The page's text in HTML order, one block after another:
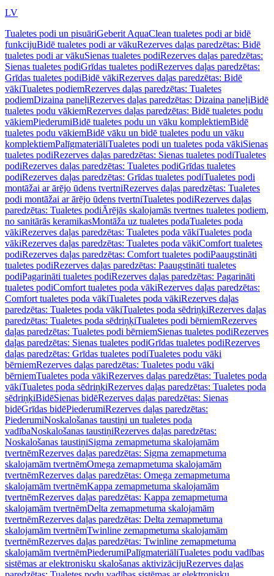
LV
Tualetes podi un pisuāriGeberit AquaClean tualetes podi ar bidē
funkcijuBidē tualetes podi ar vākuRezerves daļas paredzētas: Bidē
tualetes podi ar vākuSienas tualetes podiRezerves daļas paredzētas:
Sienas tualetes podiGrīdas tualetes podiRezerves daļas paredzētas:
Grīdas tualetes podiBidē vākiRezerves daļas paredzētas: Bidē
vākiTualetes podiemRezerves daļas paredzētas: Tualetes
podiemDizaina paneļiRezerves daļas paredzētas: Dizaina paneļiBidē
tualetes podu vākiemRezerves daļas paredzētas: Bidē tualetes podu
vākiemPiederumiBidē tualetes podu un vāku komplektiemBidē
tualetes podu vākiemBidē vāku un bidē tualetes podu un vāku
komplektiemPalīgmateriāliTualetes podi un tualetes poda vākiSienas
tualetes podiRezerves daļas paredzētas: Sienas tualetes podiTualetes
podiRezerves daļas paredzētas: Tualetes podiGrīdas tualetes
podiRezerves daļas paredzētas: Grīdas tualetes podiTualetes podi
montāžai ar ārējo ūdens tvertniRezerves daļas paredzētas: Tualetes
podi montāžai ar ārējo ūdens tvertniTualetes podiRezerves daļas
paredzētas: Tualetes podiĀrējās skalojamās tvertnes tualetes podiem,
no sanitārās keramikasMontāža uz tualetes podaTualetes poda
vākiRezerves daļas paredzētas: Tualetes poda vākiTualetes poda
vākiRezerves daļas paredzētas: Tualetes poda vākiComfort tualetes
podiRezerves daļas paredzētas: Comfort tualetes podiPaaugstināti
tualetes podiRezerves daļas paredzētas: Paaugstināti tualetes
podiPagarināti tualetes podiRezerves daļas paredzētas: Pagarināti
tualetes podiComfort tualetes poda vākiRezerves daļas paredzētas:
Comfort tualetes poda vākiTualetes poda vākiRezerves daļas
paredzētas: Tualetes poda vākiTualetes poda sēdriņķiRezerves daļas
paredzētas: Tualetes poda sēdriņķiTualetes podi bērniemRezerves
daļas paredzētas: Tualetes podi bērniemSienas tualetes podiRezerves
daļas paredzētas: Sienas tualetes podiGrīdas tualetes podiRezerves
daļas paredzētas: Grīdas tualetes podiTualetes podu vāki
bērniemRezerves daļas paredzētas: Tualetes podu vāki
bērniemTualetes poda vākiRezerves daļas paredzētas: Tualetes poda
vākiTualetes poda sēdriņķiRezerves daļas paredzētas: Tualetes poda
sēdriņķiBidēSienas bidēRezerves daļas paredzētas: Sienas
bidēGrīdas bidēPiederumiRezerves daļas paredzētas:
PiederumiNoskalošanas taustiņi un tualetes poda
vadībaNoskalošanas taustiņiRezerves daļas paredzētas:
Noskalošanas taustiņiSigma zemapmetuma skalojamām
tvertnēmRezerves daļas paredzētas: Sigma zemapmetuma
skalojamām tvertnēmOmega zemapmetuma skalojamām
tvertnēmRezerves daļas paredzētas: Omega zemapmetuma
skalojamām tvertnēmKappa zemapmetuma skalojamām
tvertnēmRezerves daļas paredzētas: Kappa zemapmetuma
skalojamām tvertnēmDelta zemapmetuma skalojamām
tvertnēmRezerves daļas paredzētas: Delta zemapmetuma
skalojamām tvertnēmTwinline zemapmetuma skalojamām
tvertnēmRezerves daļas paredzētas: Twinline zemapmetuma
skalojamām tvertnēmPiederumiPalīgmateriāliTualetes podu vadības
sistēmas ar elektronisku skalošanas aktivizācijuRezerves daļas